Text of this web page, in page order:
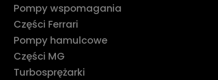
Pompy wspomagania
Części Ferrari
Pompy hamulcowe
Części MG
Turbosprężarki